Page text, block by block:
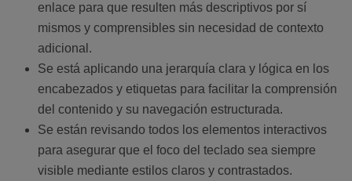
enlace para que resulten más descriptivos por sí
mismos y comprensibles sin necesidad de contexto
adicional.
Se está aplicando una jerarquía clara y lógica en los
encabezados y etiquetas para facilitar la comprensión
del contenido y su navegación estructurada.
Se están revisando todos los elementos interactivos
para asegurar que el foco del teclado sea siempre
visible mediante estilos claros y contrastados.